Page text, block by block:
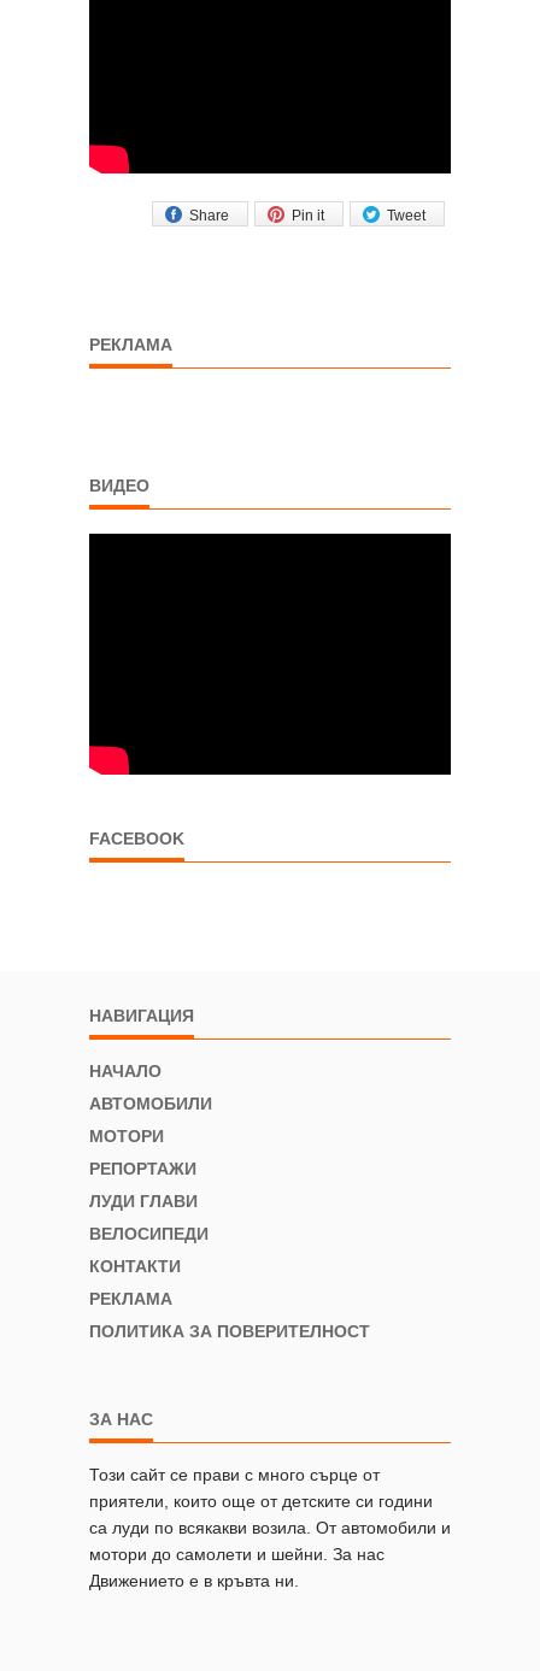
Tweet
Pin it
Share
РЕКЛАМА
ВИДЕО
FACEBOOK
НАВИГАЦИЯ
НАЧАЛО
АВТОМОБИЛИ
МОТОРИ
РЕПОРТАЖИ
ЛУДИ ГЛАВИ
ВЕЛОСИПЕДИ
КОНТАКТИ
РЕКЛАМА
ПОЛИТИКА ЗА ПОВЕРИТЕЛНОСТ
ЗА НАС
Този сайт се прави с много сърце от
приятели, които още от детските си години
са луди по всякакви возила. От автомобили и
мотори до самолети и шейни. За нас
Движението е в кръвта ни.